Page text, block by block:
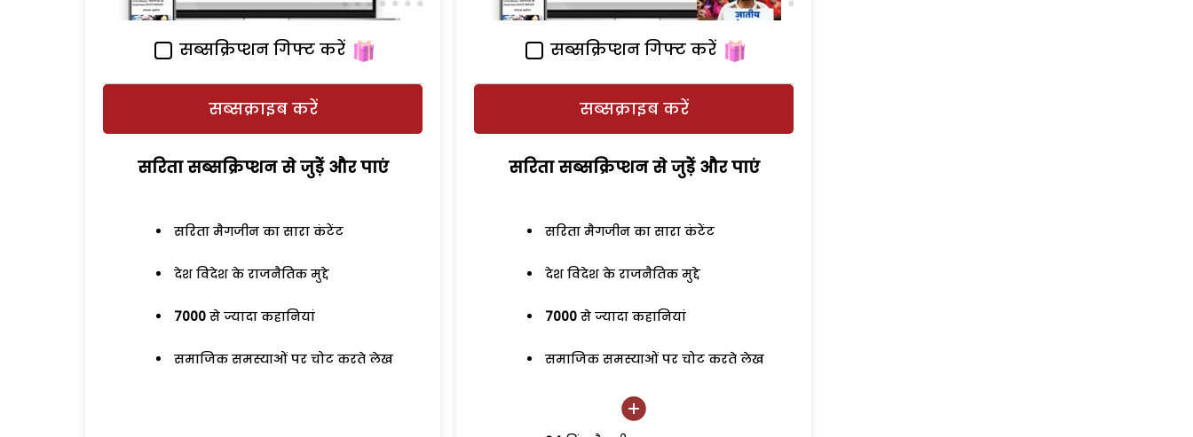
सब्सक्रिप्शन गिफ्ट करें
सब्सक्राइब करें
सरिता सब्सक्रिप्शन से जुड़ेें और पाएं
सरिता मैगजीन का सारा कंटेंट
देश विदेश के राजनैतिक मुद्दे
7000 से ज्यादा कहानियां
समाजिक समस्याओं पर चोट करते लेख
सब्सक्रिप्शन गिफ्ट करें
सब्सक्राइब करें
सरिता सब्सक्रिप्शन से जुड़ेें और पाएं
सरिता मैगजीन का सारा कंटेंट
देश विदेश के राजनैतिक मुद्दे
7000 से ज्यादा कहानियां
समाजिक समस्याओं पर चोट करते लेख